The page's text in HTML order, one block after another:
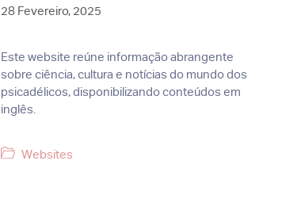
28 Fevereiro, 2025
Este website reúne informação abrangente
sobre ciência, cultura e notícias do mundo dos
psicadélicos, disponibilizando conteúdos em
inglês.
Categorias
Websites